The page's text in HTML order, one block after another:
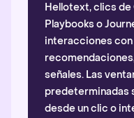
Hellotext, clics de
Playbooks o
interacciones con
señales. Las
predeterminadas
desde un clic o